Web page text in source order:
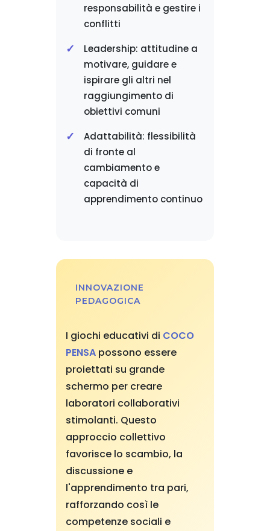
responsabilità e gestire i
conflitti
Leadership: attitudine a
motivare, guidare e
ispirare gli altri nel
raggiungimento di
obiettivi comuni
Adattabilità: flessibilità
di fronte al
cambiamento e
capacità di
apprendimento continuo
INNOVAZIONE
PEDAGOGICA
I giochi educativi di COCO
PENSApossono essere
proiettati su grande
schermo per creare
laboratori collaborativi
stimolanti. Questo
approccio collettivo
favorisce lo scambio, la
discussione e
l'apprendimento tra pari,
rafforzando così le
competenze sociali e